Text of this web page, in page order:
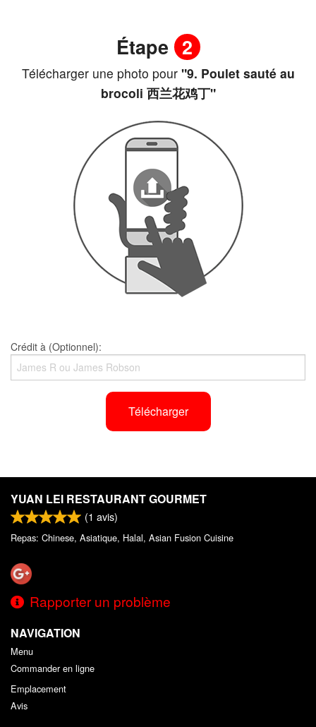
Étape 2
Télécharger une photo pour"9. Poulet sauté au
brocoli 西兰花鸡丁"
Crédit à (Optionnel):
Télécharger
YUAN LEI RESTAURANT GOURMET
(1 avis)
Repas: Chinese, Asiatique, Halal, Asian Fusion Cuisine
Rapporter un problème
NAVIGATION
Menu
Commander en ligne
Emplacement
Avis